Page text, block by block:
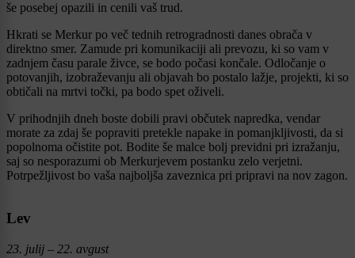
še posebej opazili in cenili vaš trud.
Hkrati se Merkur po več tednih retrogradnosti danes obrača v
direktno smer. Zamude pri komunikaciji ali prevozu, ki so vam v
zadnjem času parale živce, se bodo počasi končale. Odločanje o
potovanjih, izobraževanju ali objavah bo postalo lažje, projekti, ki so
obtičali na mrtvi točki, pa bodo spet oživeli.
V prihodnjih dneh boste dobili pravi občutek napredka, vendar
morate za zdaj še popraviti pretekle napake in pomanjkljivosti, da si
popolnoma očistite pot. Bodite še malce bolj previdni pri izražanju,
saj so nesporazumi ob Merkurjevem postanku zelo verjetni.
Potrpežljivost bo vaša najboljša zaveznica pri pripravi na nov zagon.
Lev
23. julij – 22. avgust